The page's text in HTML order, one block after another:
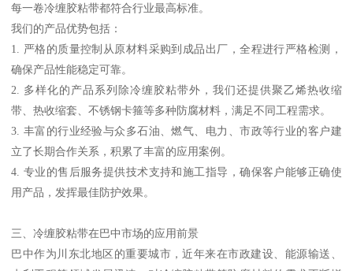
每一卷冷缠胶粘带都符合行业最高标准。
我们的产品优势包括：
1. 严格的质量控制从原材料采购到成品出厂，全程进行严格检测，
确保产品性能稳定可靠。
2. 多样化的产品系列除冷缠胶粘带外，我们还提供聚乙烯热收缩
带、热收缩套、不锈钢卡箍等多种防腐材料，满足不同工程需求。
3. 丰富的行业经验与众多石油、燃气、电力、市政等行业的客户建
立了长期合作关系，积累了丰富的应用案例。
4. 专业的售后服务提供技术支持和施工指导，确保客户能够正确使
用产品，发挥最佳防护效果。
三、冷缠胶粘带在巴中市场的应用前景
巴中作为川东北地区的重要城市，近年来在市政建设、能源输送、